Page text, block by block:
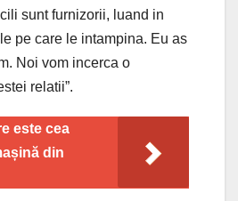
sunt furnizorii, luand in
pe care le intampina. Eu as
Noi vom incerca o
relatii”.
este cea
din